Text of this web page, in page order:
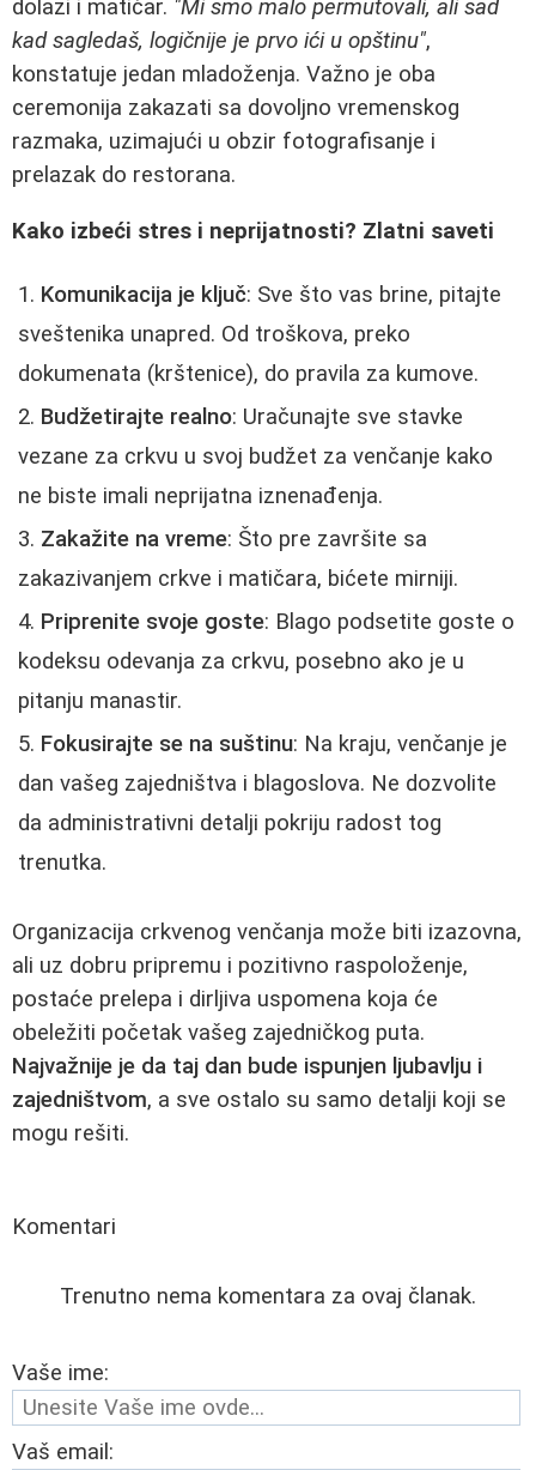
dolazi i matičar. "Mi smo malo permutovali, ali sad
kad sagledaš, logičnije je prvo ići u opštinu",
konstatuje jedan mladoženja. Važno je oba
ceremonija zakazati sa dovoljno vremenskog
razmaka, uzimajući u obzir fotografisanje i
prelazak do restorana.
Kako izbeći stres i neprijatnosti? Zlatni saveti
Komunikacija je ključ: Sve što vas brine, pitajte
sveštenika unapred. Od troškova, preko
dokumenata (krštenice), do pravila za kumove.
Budžetirajte realno: Uračunajte sve stavke
vezane za crkvu u svoj budžet za venčanje kako
ne biste imali neprijatna iznenađenja.
Zakažite na vreme: Što pre završite sa
zakazivanjem crkve i matičara, bićete mirniji.
Priprenite svoje goste: Blago podsetite goste o
kodeksu odevanja za crkvu, posebno ako je u
pitanju manastir.
Fokusirajte se na suštinu: Na kraju, venčanje je
dan vašeg zajedništva i blagoslova. Ne dozvolite
da administrativni detalji pokriju radost tog
trenutka.
Organizacija crkvenog venčanja može biti izazovna,
ali uz dobru pripremu i pozitivno raspoloženje,
postaće prelepa i dirljiva uspomena koja će
obeležiti početak vašeg zajedničkog puta.
Najvažnije je da taj dan bude ispunjen ljubavlju i
zajedništvom, a sve ostalo su samo detalji koji se
mogu rešiti.
Komentari
Trenutno nema komentara za ovaj članak.
Vaše ime:
Vaš email: